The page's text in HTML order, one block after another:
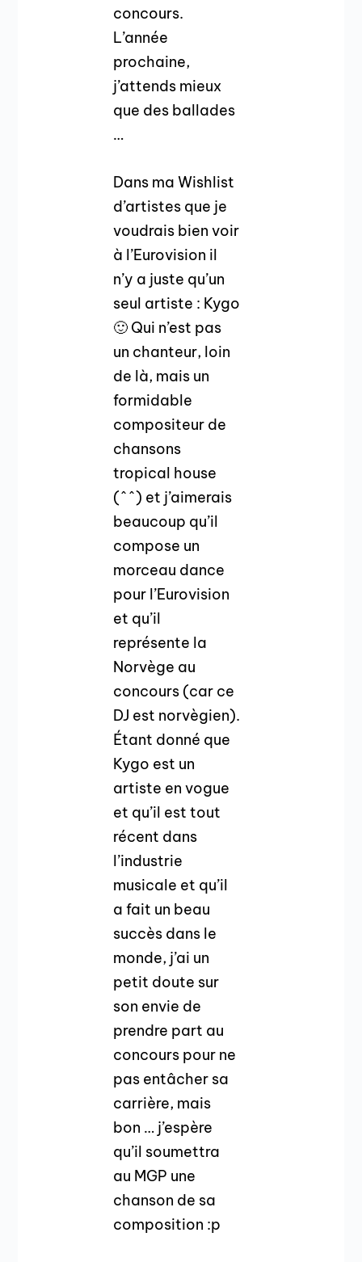
concours.
L’année
prochaine,
j’attends mieux
que des ballades
…
Dans ma Wishlist
d’artistes que je
voudrais bien voir
à l’Eurovision il
n’y a juste qu’un
seul artiste : Kygo
🙂 Qui n’est pas
un chanteur, loin
de là, mais un
formidable
compositeur de
chansons
tropical house
(^^) et j’aimerais
beaucoup qu’il
compose un
morceau dance
pour l’Eurovision
et qu’il
représente la
Norvège au
concours (car ce
DJ est norvègien).
Étant donné que
Kygo est un
artiste en vogue
et qu’il est tout
récent dans
l’industrie
musicale et qu’il
a fait un beau
succès dans le
monde, j’ai un
petit doute sur
son envie de
prendre part au
concours pour ne
pas entâcher sa
carrière, mais
bon … j’espère
qu’il soumettra
au MGP une
chanson de sa
composition :p